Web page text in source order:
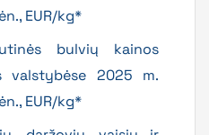
EUR/kg*
bulvių kainos
valstybėse 2025 m.
EUR/kg*